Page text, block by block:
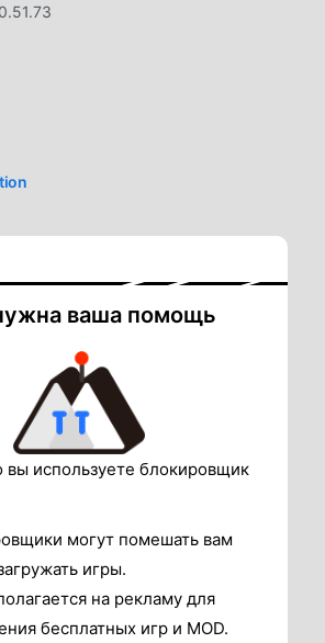
ваша помощь
вы используете блокировщик
могут помешать вам
игры.
на рекламу для
бесплатных игр и MOD.